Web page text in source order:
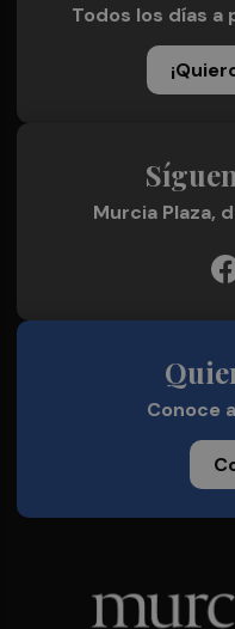
Todos los días a
Murcia Plaza,
Conoce